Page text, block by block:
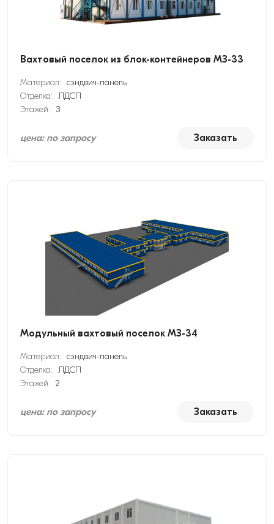
Вахтовый поселок из блок-контейнеров МЗ-33
Материал: сэндвич-панель
Отделка: ЛДСП
Этажей:
3
цена: по запросу Заказать
Модульный вахтовый поселок МЗ-34
Материал: сэндвич-панель
Отделка: ЛДСП
Этажей: 2
цена: по запросу Заказать